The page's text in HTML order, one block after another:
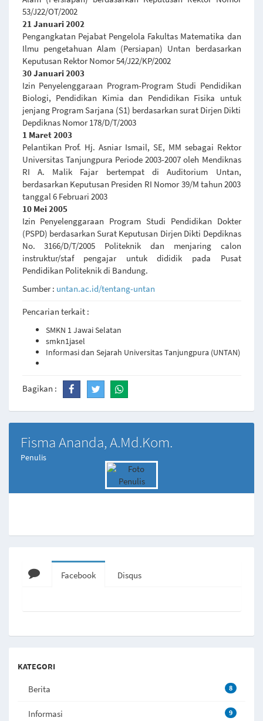
53/J22/OT/2002
21 Januari 2002
Pengangkatan Pejabat Pengelola Fakultas Matematika dan
Ilmu pengetahuan Alam (Persiapan) Untan berdasarkan
Keputusan Rektor Nomor 54/J22/KP/2002
30 Januari 2003
Izin Penyelenggaraan Program-Program Studi Pendidikan
Biologi, Pendidikan Kimia dan Pendidikan Fisika untuk
jenjang Program Sarjana (S1) berdasarkan surat Dirjen Dikti
Depdiknas Nomor 178/D/T/2003
1 Maret 2003
Pelantikan Prof. Hj. Asniar Ismail, SE, MM sebagai Rektor
Universitas Tanjungpura Periode 2003-2007 oleh Mendiknas
RI A. Malik Fajar bertempat di Auditorium Untan,
berdasarkan Keputusan Presiden RI Nomor 39/M tahun 2003
tanggal 6 Februari 2003
10 Mei 2005
Izin Penyelenggaraan Program Studi Pendidikan Dokter
(PSPD) berdasarkan Surat Keputusan Dirjen Dikti Depdiknas
No. 3166/D/T/2005 Politeknik dan menjaring calon
instruktur/staf pengajar untuk dididik pada Pusat
Pendidikan Politeknik di Bandung.
Sumber : untan.ac.id/tentang-untan
Pencarian terkait :
SMKN 1 Jawai Selatan
smkn1jasel
Informasi dan Sejarah Universitas Tanjungpura (UNTAN)
Bagikan :
Fisma Ananda, A.Md.Kom.
Penulis
Facebook Disqus
KATEGORI
Berita 8
Informasi 9